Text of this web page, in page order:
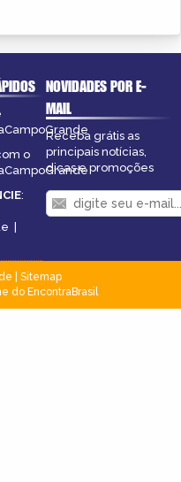
o
:
|
NOVIDADES POR E-
MAIL
Receba grátis as
principais notícias,
dicas e promoções
Sitemap
do EncontraBrasil